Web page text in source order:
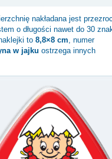
nakładana jest
o długości nawet do 30
to 8,8×8 cm, numer
w jajku ostrzega innych